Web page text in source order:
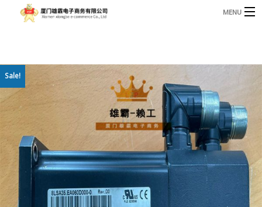
MENU
首页
产品
资讯
关于我们
联系我们
Sale!